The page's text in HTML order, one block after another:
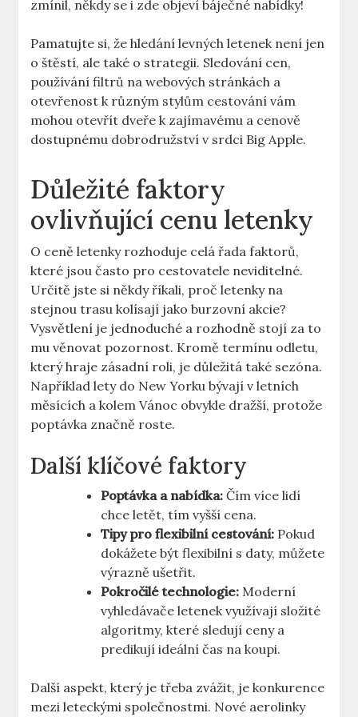
zmínil, někdy se i zde objeví báječné nabídky!
Pamatujte si, že hledání levných letenek není jen
o štěstí, ale také o strategii. Sledování cen,
používání filtrů na webových stránkách a
otevřenost k různým stylům cestování vám
mohou otevřít dveře k zajímavému a cenově
dostupnému dobrodružství v srdci Big Apple.
Důležité faktory
ovlivňující cenu letenky
O ceně letenky rozhoduje celá řada faktorů,
které jsou často pro cestovatele neviditelné.
Určitě jste si někdy říkali, proč letenky na
stejnou trasu kolísají jako burzovní akcie?
Vysvětlení je jednoduché a rozhodně stojí za to
mu věnovat pozornost. Kromě termínu odletu,
který hraje zásadní roli, je důležitá také sezóna.
Například lety do New Yorku bývají v letních
měsících a kolem Vánoc obvykle dražší, protože
poptávka značně roste.
Další klíčové faktory
Poptávka a nabídka: Čím více lidí
chce letět, tím vyšší cena.
Tipy pro flexibilní cestování: Pokud
dokážete být flexibilní s daty, můžete
výrazně ušetřit.
Pokročilé technologie: Moderní
vyhledávače letenek využívají složité
algoritmy, které sledují ceny a
predikují ideální čas na koupi.
Další aspekt, který je třeba zvážit, je konkurence
mezi leteckými společnostmi. Nové aerolinky